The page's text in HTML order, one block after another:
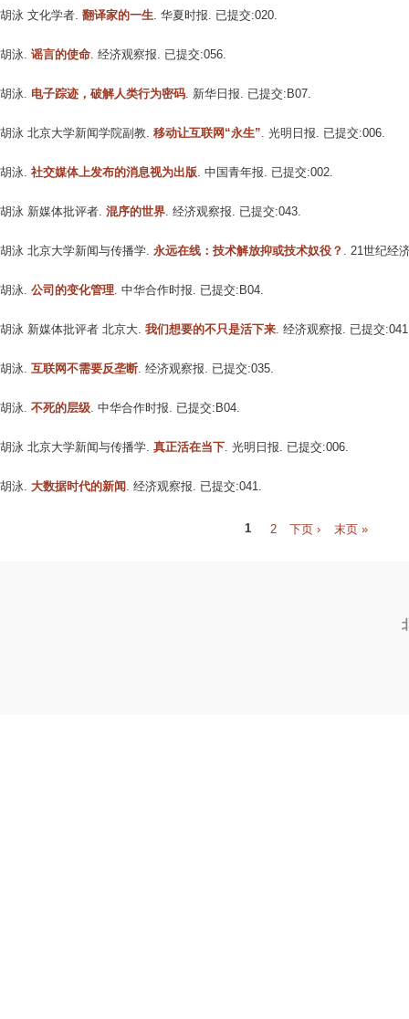
胡泳 文化学者 翻译家的一生 . 华夏时报. 已提交:020.
胡泳 谣言的使命 . 经济观察报. 已提交:056.
胡泳 电子踪迹，破解人类行为密码 . 新华日报. 已提交:B07.
胡泳 北京大学新闻学院副教 移动让互联网“永生” . 光明日报. 已提交:006.
胡泳 社交媒体上发布的消息视为出版 . 中国青年报. 已提交:002.
胡泳 新媒体批评者 混序的世界 . 经济观察报. 已提交:043.
胡泳 北京大学新闻与传播学 永远在线：技术解放抑或技术奴役？ . 21世纪经
胡泳 公司的变化管理 . 中华合作时报. 已提交:B04.
胡泳 新媒体批评者 北京大 我们想要的不只是活下来 . 经济观察报. 已提交
胡泳 互联网不需要反垄断. 经济观察报. 已提交:035.
胡泳 不死的层级 . 中华合作时报. 已提交:B04.
胡泳 北京大学新闻与传播学 真正活在当下 . 光明日报. 已提交:006.
胡泳 大数据时代的新闻 . 经济观察报. 已提交:041.
1 2 下页 › 末页 »